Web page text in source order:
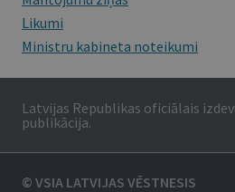
Likumi
Ministru kabineta noteikumi
Latvijas Republikas oficiālais
publikācija.
© VSIA LATVIJAS VĒSTNESIS